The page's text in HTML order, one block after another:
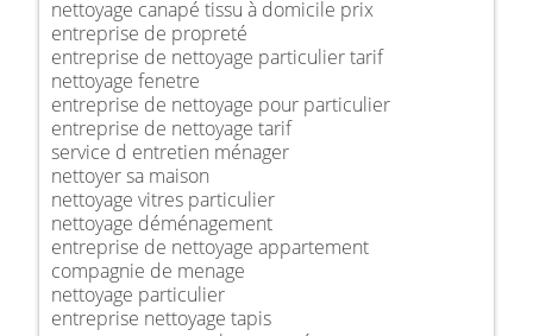
nettoyage canapé tissu à domicile prix
entreprise de propreté
entreprise de nettoyage particulier tarif
nettoyage fenetre
entreprise de nettoyage pour particulier
entreprise de nettoyage tarif
service d entretien ménager
nettoyer sa maison
nettoyage vitres particulier
nettoyage déménagement
entreprise de nettoyage appartement
compagnie de menage
nettoyage particulier
entreprise nettoyage tapis